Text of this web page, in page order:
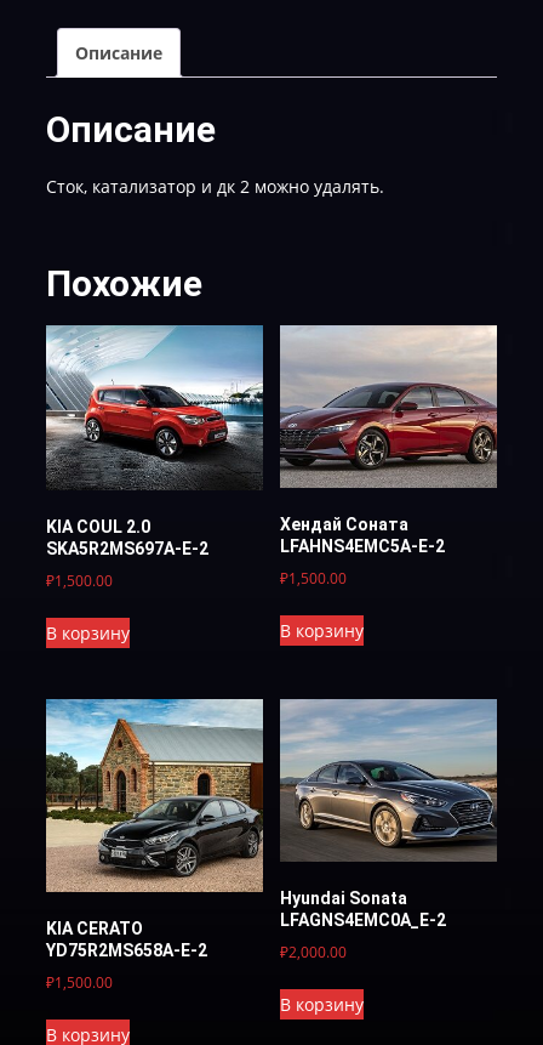
Описание
Описание
Сток, катализатор и дк 2 можно удалять.
Похожие
KIA COUL 2.0
SKA5R2MS697A-E-2
₽1,500.00
В корзину
Хендай Соната
LFAHNS4EMC5A-E-2
₽1,500.00
В корзину
KIA CERATO
YD75R2MS658A-E-2
₽1,500.00
В корзину
Hyundai Sonata
LFAGNS4EMC0A_E-2
₽2,000.00
В корзину